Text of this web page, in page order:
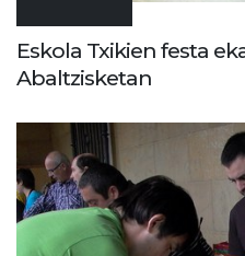
Eskola Txikien festa
Abaltzisketan